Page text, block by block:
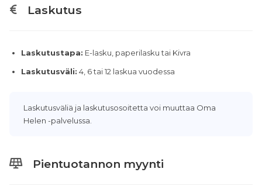
Laskutus
Laskutustapa: E-lasku, paperilasku tai Kivra
Laskutusväli: 4, 6 tai 12 laskua vuodessa
Laskutusväliä ja laskutusosoitetta voi muuttaa Oma
Helen -palvelussa.
Pientuotannon myynti